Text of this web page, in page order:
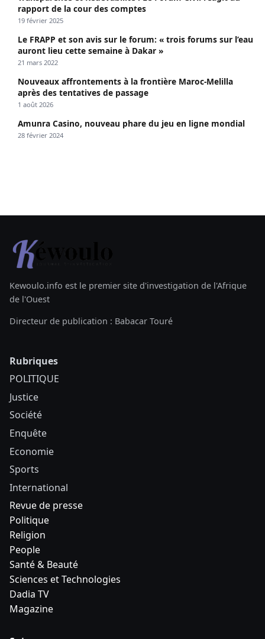
rapport de la cour des comptes
19 février 2025
Le FRAPP et son avis sur le forum: « trois forums sur l’eau
auront lieu cette semaine à Dakar »
21 mars 2022
Nouveaux affrontements à la frontière Maroc-Melilla
après des tentatives de passage
1 août 2026
Amunra Casino, nouveau phare du jeu en ligne mondial
28 février 2024
Kewoulo.info est le premier site d'investigation de l'Afrique
de l'Ouest
Directeur de publication : Babacar Touré
Rubriques
POLITIQUE
Justice
Société
Enquête
Economie
Sports
International
Revue de presse
Politique
Religion
People
Santé & Beauté
Sciences et Technologies
Dadia TV
Magazine